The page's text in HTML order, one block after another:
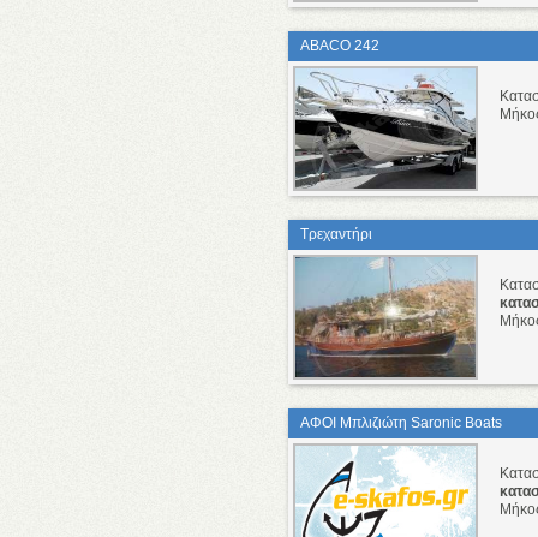
ABACO 242
Τρεχαντήρι
ΑΦΟΙ Μπλιζιώτη Saronic Boats